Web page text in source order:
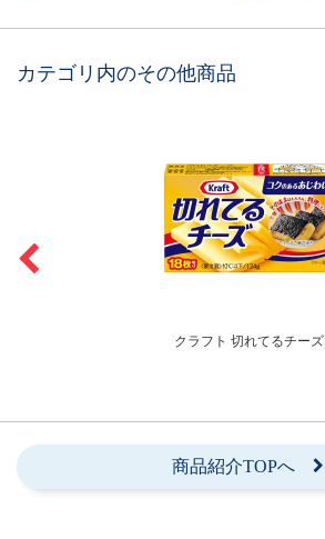
カテゴリ内のその他商品
クラフト 切れてるチーズ
商品紹介TOPへ